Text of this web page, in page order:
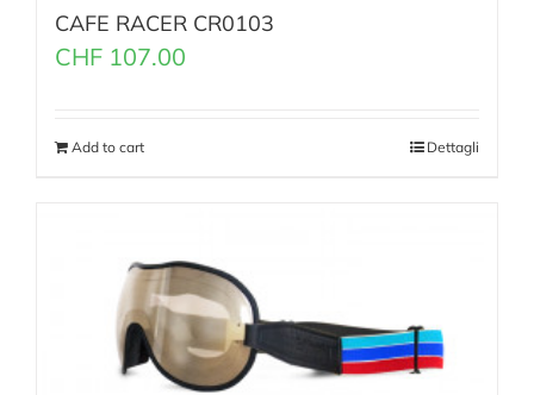
CAFE RACER CR0103
CHF 107.00
Add to cart Dettagli